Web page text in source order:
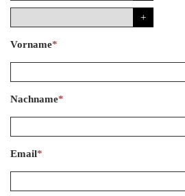
Vorname*
Nachname*
Email*